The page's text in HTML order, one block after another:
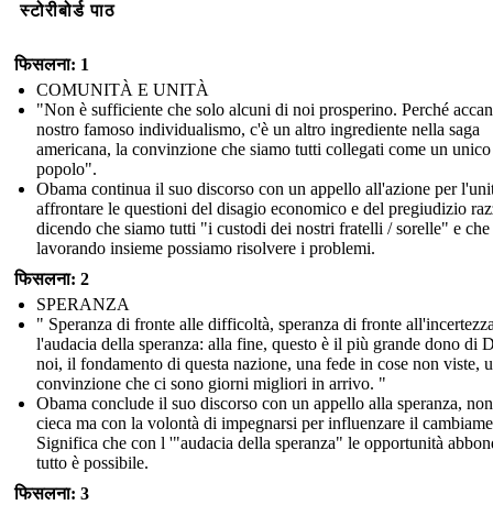
स्टोरीबोर्ड पाठ
फिसलना: 1
COMUNITÀ E UNITÀ
"Non è sufficiente che solo alcuni di noi prosperino. Perché
nostro famoso individualismo, c'è un altro ingrediente nella saga
americana, la convinzione che siamo tutti collegati come un unico
popolo".
Obama continua il suo discorso con un appello all'azione per
affrontare le questioni del disagio economico e del pregiudizio
dicendo che siamo tutti "i custodi dei nostri fratelli / sorelle" e che
lavorando insieme possiamo risolvere i problemi.
फिसलना: 2
SPERANZA
" Speranza di fronte alle difficoltà, speranza di fronte
l'audacia della speranza: alla fine, questo è il più grande dono di
noi, il fondamento di questa nazione, una fede in cose non viste,
convinzione che ci sono giorni migliori in arrivo. "
Obama conclude il suo discorso con un appello alla speranza,
cieca ma con la volontà di impegnarsi per influenzare il
Significa che con l '"audacia della speranza" le opportunità
tutto è possibile.
फिसलना: 3